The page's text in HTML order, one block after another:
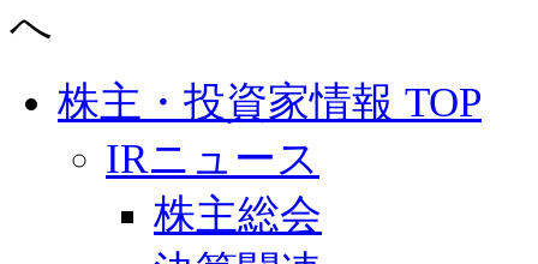
株主・投資家情報 TOP
IRニュース
株主総会